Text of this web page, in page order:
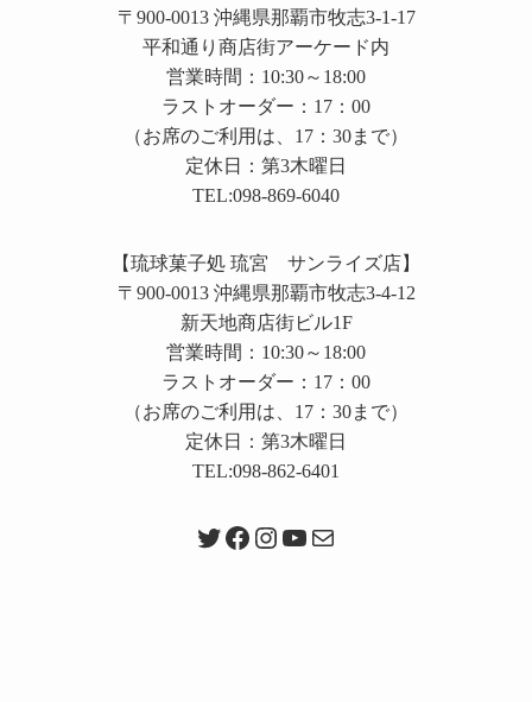
〒900-0013 沖縄県那覇市牧志3-1-17
平和通り商店街アーケード内
営業時間：10:30～18:00
ラストオーダー：17：00
（お席のご利用は、17：30まで）
定休日：第3木曜日
TEL:098-869-6040
【琉球菓子処 琉宮 サンライズ店】
〒900-0013 沖縄県那覇市牧志3-4-12
新天地商店街ビル1F
営業時間：10:30～18:00
ラストオーダー：17：00
（お席のご利用は、17：30まで）
定休日：第3木曜日
TEL:098-862-6401
Twitter
Facebook
Instagram
YouTube
メール